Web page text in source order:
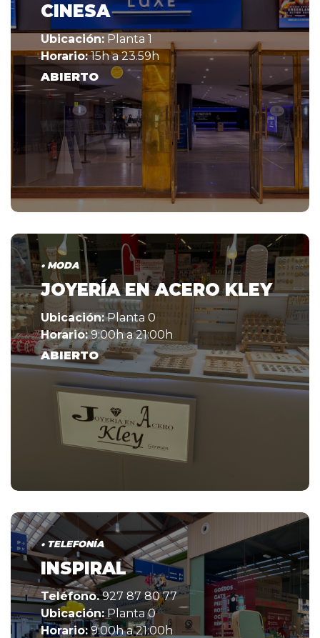
CINESA
Ubicación: Planta 1
Horario:15h a 23.59h
ABIERTO
• MODA
JOYERÍA EN ACERO KLEY
Ubicación:Planta 0
Horario:9:00h a 21:00h
ABIERTO
• TELEFONÍA
INSPIRAL
Teléfono.927 87 80 77
Ubicación:Planta 0
Horario:9:00h a 21:00h